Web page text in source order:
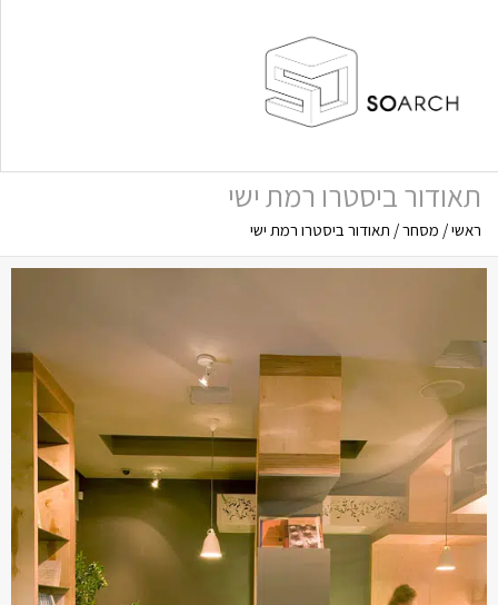
תאודור ביסטרו רמת ישי
ראשי/ מסחר/ תאודור ביסטרו רמת ישי